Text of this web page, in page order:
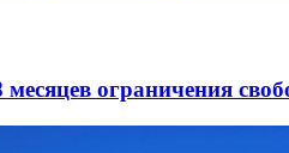
ограничения